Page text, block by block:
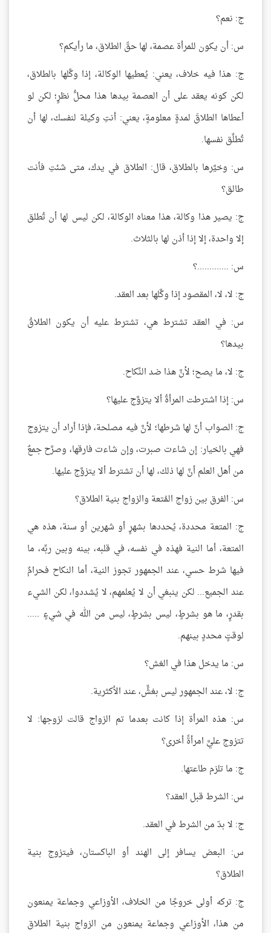
ج: نعم؟
س: أن يكون للمرأة عصمة، لها حقّ الطلاق، ما رأيكم؟
ج: هذا فيه خلاف، يعني: يُعطيها الوكالة، إذا وكَّلها بالطلاق،
لكن كونه يعقد على أن العصمة بيدها هذا محلُّ نظرٍ؛ لكن لو
أعطاها الطلاقَ لمدةٍ معلومةٍ، يعني: أنتِ وكيلة لنفسك، لها أن
تُطلِّق نفسها.
س: وخيَّرها بالطلاق، قال: الطلاق في يدك، متى شئتِ فأنت
طالق؟
ج: يصير هذا وكالة، هذا معناه الوكالة، لكن ليس لها أن تُطلق
إلا واحدة، إلا إذا أذن لها بالثلاث.
س: .............؟
ج: لا، لا، المقصود إذا وكَّلها بعد العقد.
س: في العقد تشترط هي، تشترط عليه أن يكون الطلاقُ
بيدها؟
ج: لا، ما يصح؛ لأنَّ هذا ضد النِّكاح.
س: إذا اشترطت المرأةُ ألا يتزوَّج عليها؟
ج: الصواب أنَّ لها شرطها؛ لأنَّ فيه مصلحة، فإذا أراد أن يتزوج
فهي بالخيار: إن شاءت صبرت، وإن شاءت فارقها، وصرَّح جمعٌ
من أهل العلم أنَّ لها ذلك، لها أن تشترط ألا يتزوَّج عليها.
س: الفرق بين زواج المُتعة والزواج بنية الطلاق؟
ج: المتعة محددة، يُحددها بشهرٍ أو شهرين أو سنة، هذه هي
المتعة، أما النية فهذه في نفسه، في قلبه، بينه وبين ربِّه، ما
فيها شرط حسي، عند الجمهور تجوز النية، أما النكاح فحرامٌ
عند الجميع... لكن ينبغي أن لا يُعلمهم، لا يُشددوا، لكن الشيء
بقدرٍ، ما هو بشرطٍ، ليس بشرطٍ، ليس من الله في شيءٍ .....
لوقتٍ محددٍ بينهم.
س: ما يدخل هذا في الغش؟
ج: لا، عند الجمهور ليس بغشٍّ، عند الأكثرية.
س: هذه المرأة إذا كانت بعدما تم الزواج قالت لزوجها: لا
تتزوج عليَّ امرأةً أخرى؟
ج: ما تلزم طاعتها.
س: الشرط قبل العقد؟
ج: لا بدّ من الشرط في العقد.
س: البعض يسافر إلى الهند أو الباكستان، فيتزوج بنية
الطلاق؟
ج: تركه أولى خروجًا من الخلاف، الأوزاعي وجماعة يمنعون
من هذا، الأوزاعي وجماعة يمنعون من الزواج بنية الطلاق